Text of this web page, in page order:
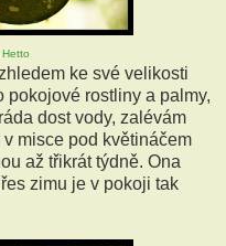
ke své velikosti
pokojové rostliny a palmy,
dost vody, zalévám
misce pod květináčem
až třikrát týdně. Ona
zimu je v pokoji tak